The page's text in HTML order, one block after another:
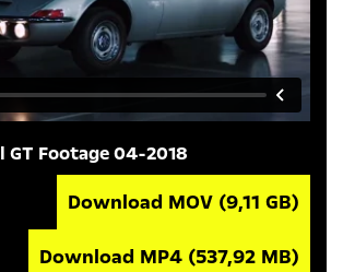
GT Footage 04-2018
Download MOV (9,11 GB)
Download MP4 (537,92 MB)